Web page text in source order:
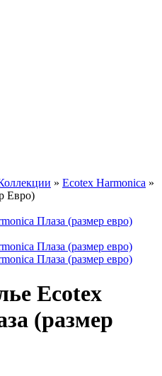
» Ecotex Harmonica »
Евро)
Ecotex
(размер